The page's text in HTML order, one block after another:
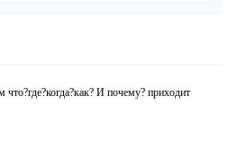
И почему? приходит